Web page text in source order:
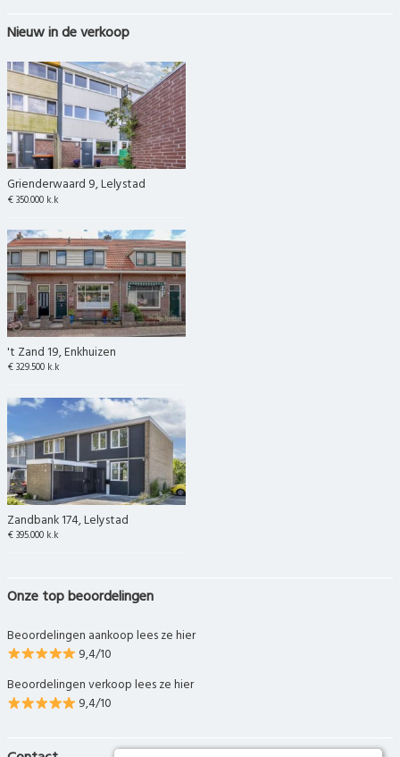
Nieuw in de verkoop
Grienderwaard 9, Lelystad
€ 350.000 k.k
't Zand 19, Enkhuizen
€ 329.500 k.k
Zandbank 174, Lelystad
€ 395.000 k.k
Onze top beoordelingen
Beoordelingen aankoop lees ze hier
9,4/10
Beoordelingen verkoop lees ze hier
9,4/10